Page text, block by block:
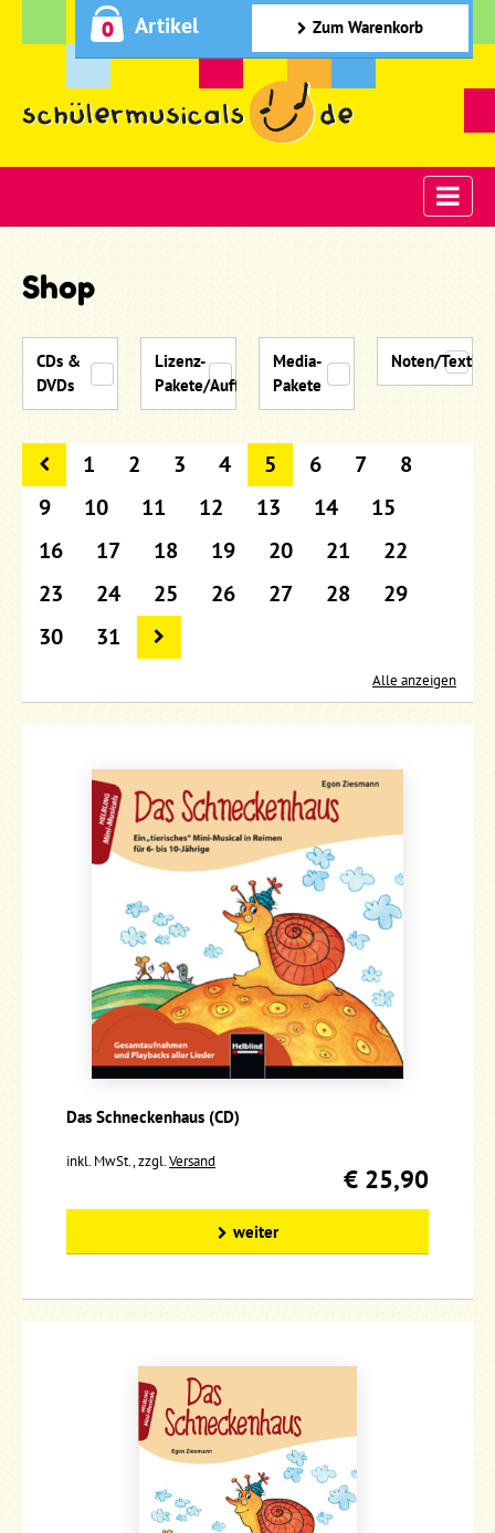
0 Artikel Zum Warenkorb
Shop
CDs &
DVDs
Lizenz-
Pakete/Aufführungsmaterial
Media-
Pakete
Noten/
1 2 3 4 5 6 7
8
9
10 11 12 13 14
15
16
17 18 19 20 21
22
23
24 25 26 27 28
29
30
31
Alle anzeigen
Das Schneckenhaus (CD)
inkl. MwSt., zzgl.Versand
€ 25,90
weiter